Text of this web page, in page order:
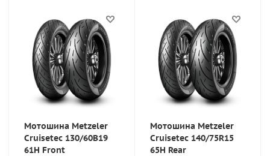
Мотошина Metzeler
Cruisetec 130/60B19
61H Front
Мотошина Metzeler
Cruisetec 140/75R15
65H Rear